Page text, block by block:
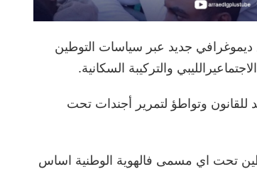
جديد عبر سياسات التوطين
والتركيبة السكانية.
وتواطؤ لتمرير أجندات تحت
تحت اي مسمى فالهوية الوطنية اساس